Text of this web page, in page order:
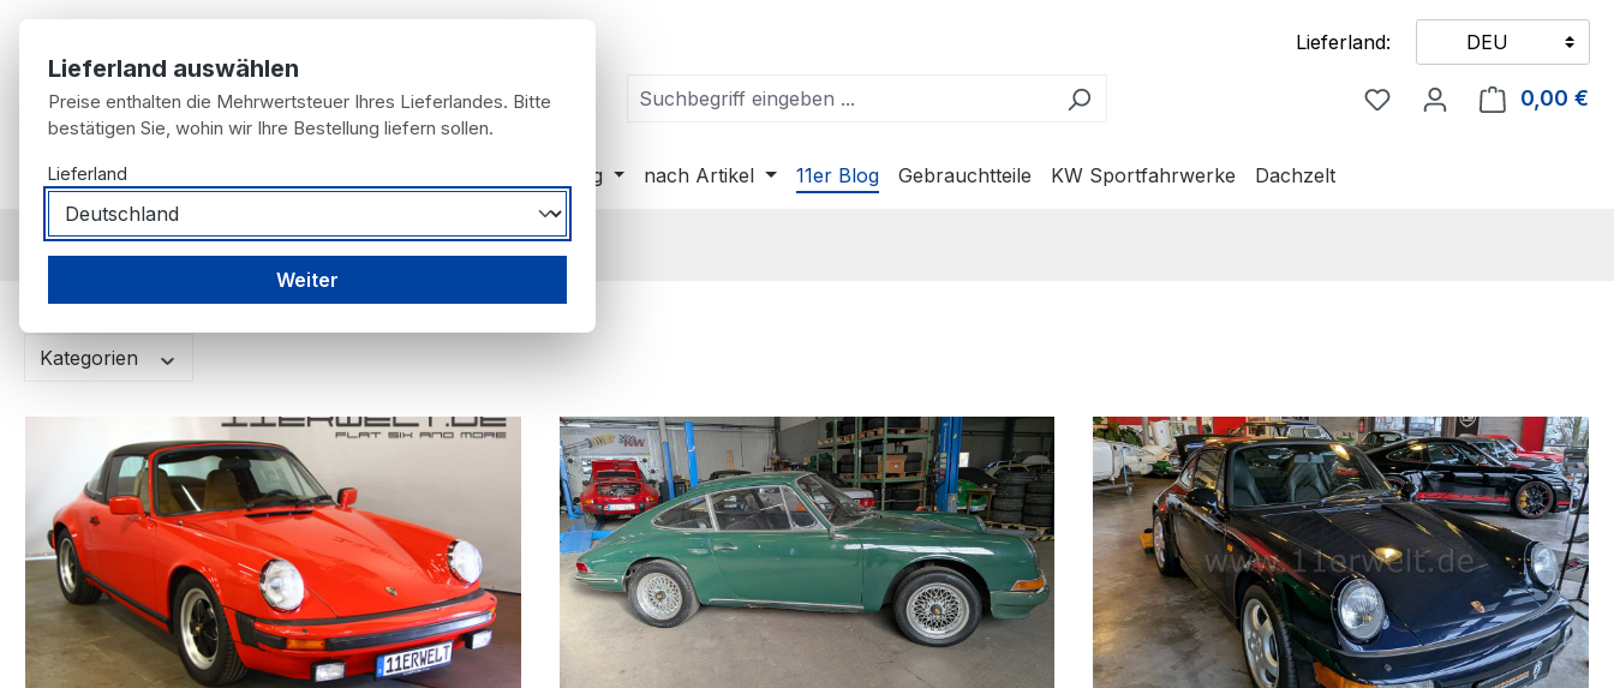
Lieferland: DEU
Du hast 0 Produkte
0,00 €
Home Möbel für Fans nach Fahrzeug nach Artikel 11er Blog Gebrauchtteile KW Sportfahrwerke Dachzelt
11er Blog
Kategorien
Lieferland auswählen
Preise enthalten die Mehrwertsteuer Ihres Lieferlandes. Bitte
bestätigen Sie, wohin wir Ihre Bestellung liefern sollen.
Lieferland
Weiter